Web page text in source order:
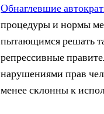
Обнаглевшие
процедуры и нормы
пытающимся решать
репрессивные
нарушениями прав
менее склонны к